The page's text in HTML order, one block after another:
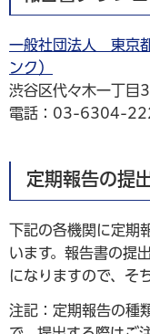
一般社団法人 東京
ンク）
渋谷区代々木一丁
電話：03-6304-
定期報告の提
下記の各機関に定期
います。報告書の提
になりますので、そ
注記：定期報告の種